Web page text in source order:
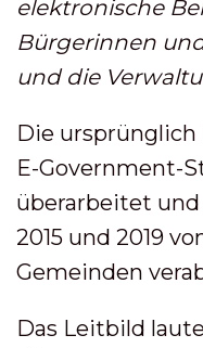
elektronische
Bürgerinnen
und die
Die
E-Government-
überarbeitet
2015 und 2019
Gemeinden
Das Leitbild